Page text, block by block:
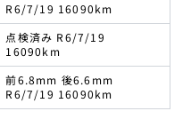
R6/7/19 16090km
点検済み R6/7/19
16090km
前6.8mm 後6.6mm
R6/7/19 16090km